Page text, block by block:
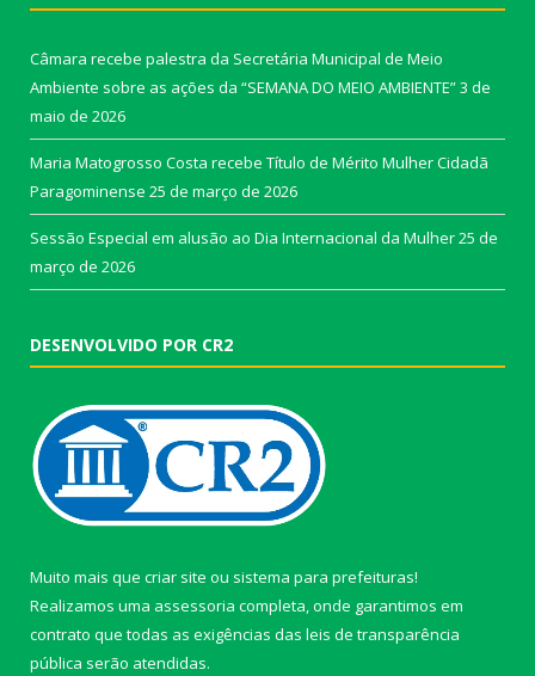
Câmara recebe palestra da Secretária Municipal de Meio
Ambiente sobre as ações da “SEMANA DO MEIO AMBIENTE”3 de
maio de 2026
Maria Matogrosso Costa recebe Título de Mérito Mulher Cidadã
Paragominense 25 de março de 2026
Sessão Especial em alusão ao Dia Internacional da Mulher25 de
março de 2026
DESENVOLVIDO POR CR2
Muito mais que criar site ou sistema para prefeituras!
Realizamos uma assessoria completa, onde garantimos em
contrato que todas as exigências das leis de transparência
pública serão atendidas.